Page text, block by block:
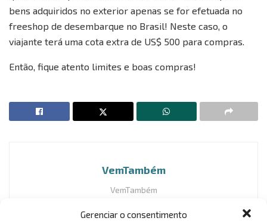
Gerenciar o consentimento
bens adquiridos no exterior apenas se for efetuada no
freeshop de desembarque no Brasil! Neste caso, o
viajante terá uma cota extra de US$ 500 para compras.
Então, fique atento limites e boas compras!
VemTambém
VemTambém